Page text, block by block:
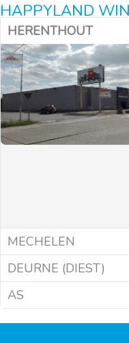
HAPPYLAND
HERENTHOUT
MECHELEN
DEURNE (DIEST)
AS